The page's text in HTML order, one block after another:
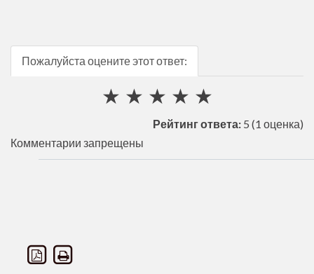
Пожалуйста оцените этот ответ:
★
★
★
★
★
Рейтинг ответа: 5 (1 оценка)
Комментарии запрещены